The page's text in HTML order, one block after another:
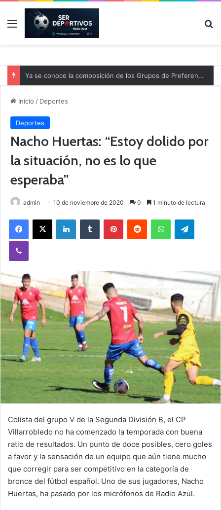
Menú
Ya se conoce la composición de los Grupos de Preferente y el calendario
Inicio / Deportes
Deportes
Nacho Huertas: “Estoy dolido por
la situación, no es lo que
esperaba”
admin 10 de noviembre de 2020 0 1 minuto de lectura
Colista del grupo V de la Segunda División B, el CP
Villarrobledo no ha comenzado la temporada con buena
ratio de resultados. Un punto de doce posibles, cero goles
a favor y la sensación de un equipo que aún tiene mucho
que corregir para ser competitivo en la categoría de
bronce del fútbol español. Uno de sus jugadores, Nacho
Huertas, ha pasado por los micrófonos de Radio Azul.